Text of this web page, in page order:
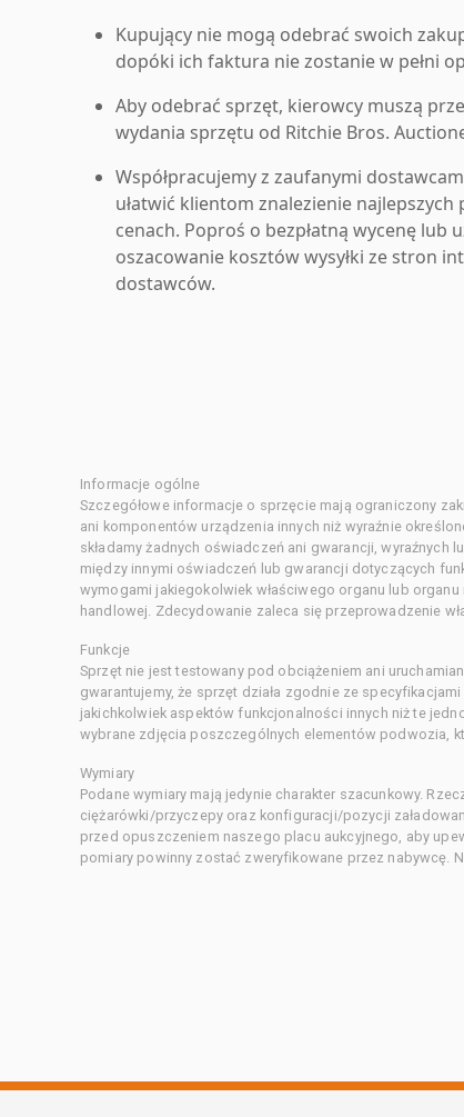
Kupujący nie mogą odebrać swoich
dopóki ich faktura nie zostanie w pełni
Aby odebrać sprzęt, kierowcy muszą
wydania sprzętu od Ritchie Bros.
Współpracujemy z zaufanymi
ułatwić klientom znalezienie
cenach. Poproś o bezpłatną wycenę lub
oszacowanie kosztów wysyłki ze stron
dostawców.
Informacje ogólne
Szczegółowe informacje o sprzęcie mają ograniczony
ani komponentów urządzenia innych niż wyraźnie
składamy żadnych oświadczeń ani gwarancji,
między innymi oświadczeń lub gwarancji dotyczących
wymogami jakiegokolwiek właściwego organu lub
handlowej. Zdecydowanie zaleca się przeprowadzenie
Funkcje
Sprzęt nie jest testowany pod obciążeniem ani
gwarantujemy, że sprzęt działa zgodnie ze
jakichkolwiek aspektów funkcjonalności innych niż te
wybrane zdjęcia poszczególnych elementów podwozia,
Wymiary
Podane wymiary mają jedynie charakter szacunkowy.
ciężarówki/przyczepy oraz konfiguracji/pozycji
przed opuszczeniem naszego placu aukcyjnego, aby
pomiary powinny zostać zweryfikowane przez nabywcę.